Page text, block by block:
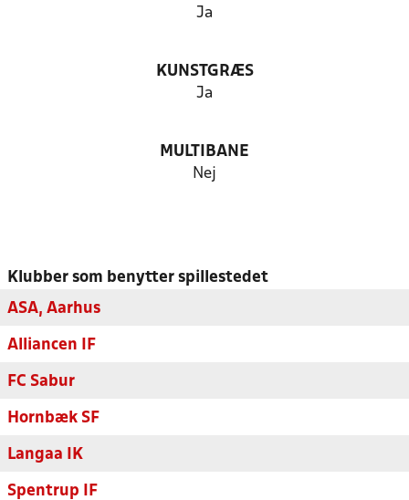
Ja
KUNSTGRÆS
Ja
MULTIBANE
Nej
Klubber som benytter spillestedet
ASA, Aarhus
Alliancen IF
FC Sabur
Hornbæk SF
Langaa IK
Spentrup IF